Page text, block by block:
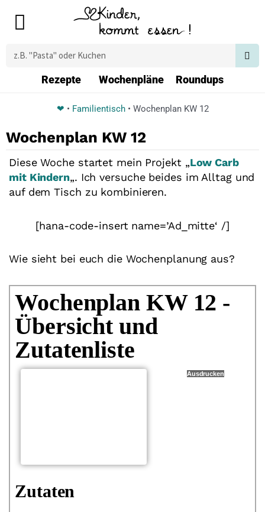
Main
Suche
Rezepte Wochenpläne Roundups
❤ • Familientisch• Wochenplan KW 12
Wochenplan KW 12
Diese Woche startet mein Projekt „Low Carb
mit Kindern„. Ich versuche beides im Alltag und
auf dem Tisch zu kombinieren.
[hana-code-insert name=’Ad_mitte‘ /]
Wie sieht bei euch die Wochenplanung aus?
Wochenplan KW 12 -
Übersicht und
Zutatenliste
Ausdrucken
Zutaten